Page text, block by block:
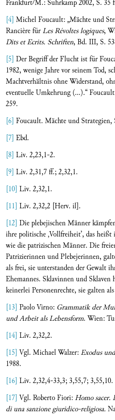
Frankfurt/M.: Suhrkamp 2002, S. 35
[4] Michel Foucault: „Mächte und
Rancière fürLes Révoltes logiques,
Dits et Ecrits. Schriften, Bd. III, S.
[5] Der Begriff der Flucht ist für
1982, wenige Jahre vor seinem Tod,
Machtverhältnis ohne Widerstand,
eventuelle Umkehrung (…).“
259.
[6] Foucault. Mächte und Strategien,
[7] Ebd.
[8] Liv. 2,23,1-2.
[9] Liv. 2,31,7 ff.; 2,32,1.
[10] Liv. 2,32,1.
[11] Liv. 2,32,2 [Herv. il].
[12] Die plebejischen Männer
ihre politische ‚Vollfreiheit’, das heißt
wie die patrizischen Männer. Die
Patrizierinnen und Plebejerinnen,
als frei, sie unterstanden der Gewalt
Ehemannes. Sklavinnen und
keinerlei Personenrechte, sie galten als
[13] Paolo Virno: Grammatik der
und Arbeit als Lebensform. Wien:
[14] Liv. 2,32,2.
[15] Vgl. Michael Walzer:Exodus
1988.
[16] Liv. 2,32,4-33,3; 3,55,7; 3,55,10.
[17] Vgl. Roberto Fiori:Homo sacer.
di una sanzione giuridico-religiosa.